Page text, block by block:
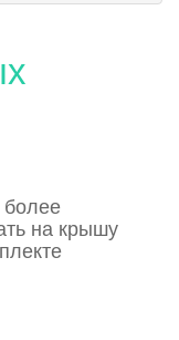
более
на крышу